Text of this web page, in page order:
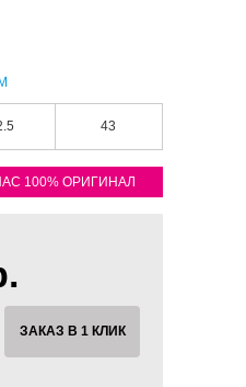
43
100% ОРИГИНАЛ
ЗАКАЗ В 1 КЛИК